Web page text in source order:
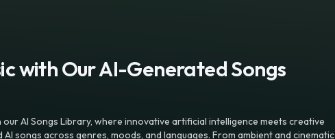
with Our AI-Generated Songs
AI Songs Library, where innovative artificial intelligence meets creative
songs across genres, moods, and languages. From ambient and cinematic